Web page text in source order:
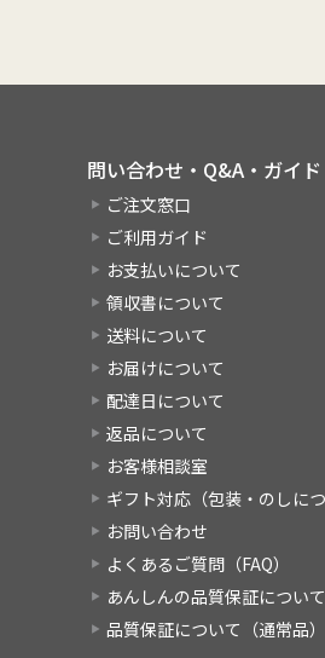
問い合わせ・Q&A・ガイド
ご注文窓口
ご利用ガイド
お支払いについて
領収書について
送料について
お届けについて
配達日について
返品について
お客様相談室
ギフト対応（包装・のしにつ
お問い合わせ
よくあるご質問（FAQ）
あんしんの品質保証について
品質保証について（通常品）